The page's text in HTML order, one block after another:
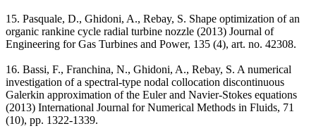
15. Pasquale, D., Ghidoni, A., Rebay, S. Shape optimization of an
organic rankine cycle radial turbine nozzle (2013) Journal of
Engineering for Gas Turbines and Power, 135 (4), art. no. 42308.
16. Bassi, F., Franchina, N., Ghidoni, A., Rebay, S. A numerical
investigation of a spectral-type nodal collocation discontinuous
Galerkin approximation of the Euler and Navier-Stokes equations
(2013) International Journal for Numerical Methods in Fluids, 71
(10), pp. 1322-1339.